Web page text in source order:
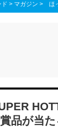
ド > マガジン > ほ
品が当